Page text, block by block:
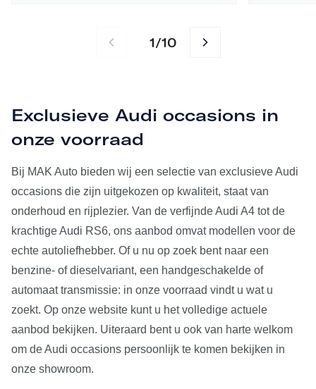
1/10
Exclusieve Audi occasions in
onze voorraad
Bij MAK Auto bieden wij een selectie van exclusieve Audi
occasions die zijn uitgekozen op kwaliteit, staat van
onderhoud en rijplezier. Van de verfijnde Audi A4 tot de
krachtige Audi RS6, ons aanbod omvat modellen voor de
echte autoliefhebber. Of u nu op zoek bent naar een
benzine- of dieselvariant, een handgeschakelde of
automaat transmissie: in onze voorraad vindt u wat u
zoekt. Op onze website kunt u het volledige actuele
aanbod bekijken. Uiteraard bent u ook van harte welkom
om de Audi occasions persoonlijk te komen bekijken in
onze showroom.